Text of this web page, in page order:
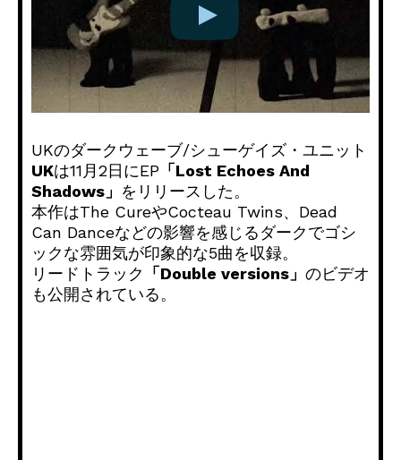
UKのダークウェーブ/シューゲイズ・ユニット
UKは11月2日にEP 「Lost Echoes And
Shadows」 をリリースした。
本作はThe CureやCocteau Twins、Dead
Can Danceなどの影響を感じるダークでゴシ
ックな雰囲気が印象的な5曲を収録。
リードトラック
「Double versions」 のビデオ
も公開されている。